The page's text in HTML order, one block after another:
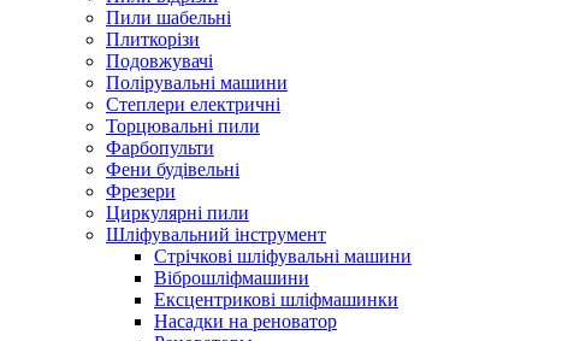
Пили шабельні
Плиткорізи
Подовжувачі
Полірувальні машини
Степлери електричні
Торцювальні пили
Фарбопульти
Фени будівельні
Фрезери
Циркулярні пили
Шліфувальний інструмент
Cтрічкові шліфувальні машини
Віброшліфмашини
Ексцентрикові шліфмашинки
Насадки на реноватор